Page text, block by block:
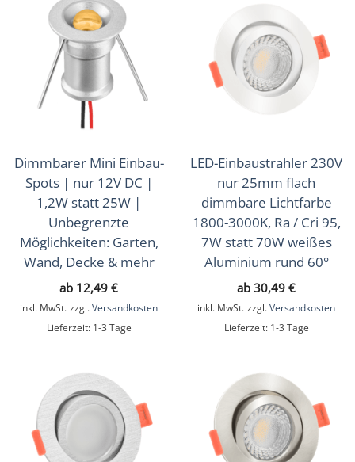
Dimmbarer Mini Einbau-
Spots | nur 12V DC |
1,2W statt 25W |
Unbegrenzte
Möglichkeiten: Garten,
Wand, Decke & mehr
ab 12,49 €
inkl. MwSt. zzgl. Versandkosten
Lieferzeit: 1-3 Tage
LED-Einbaustrahler 230V
nur 25mm flach
dimmbare Lichtfarbe
1800-3000K, Ra / Cri 95,
7W statt 70W weißes
Aluminium rund 60°
ab 30,49 €
inkl. MwSt. zzgl. Versandkosten
Lieferzeit: 1-3 Tage